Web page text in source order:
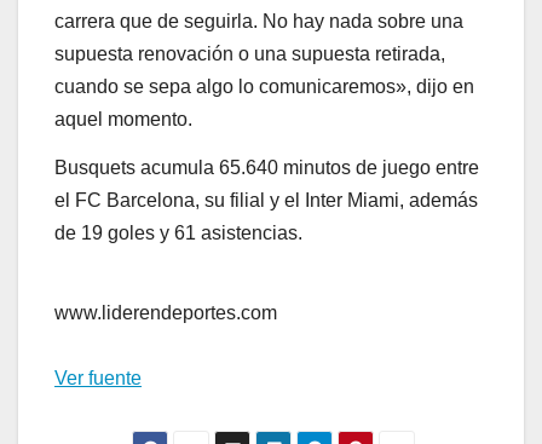
carrera que de seguirla. No hay nada sobre una
supuesta renovación o una supuesta retirada,
cuando se sepa algo lo comunicaremos», dijo en
aquel momento.
Busquets acumula 65.640 minutos de juego entre
el FC Barcelona, su filial y el Inter Miami, además
de 19 goles y 61 asistencias.
www.liderendeportes.com
Ver fuente